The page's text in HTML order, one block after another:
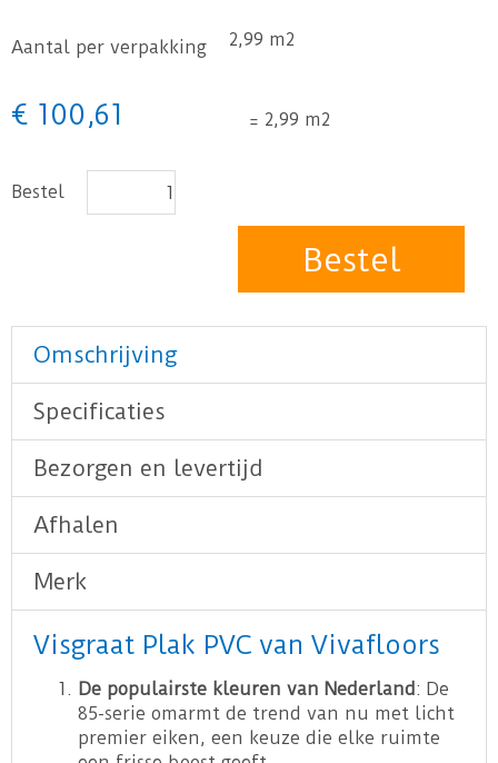
Aantal per verpakking 2,99 m2
€ 100,61 = 2,99 m2
Bestel
Omschrijving
Specificaties
Bezorgen en levertijd
Afhalen
Merk
Visgraat Plak PVC van Vivafloors
De populairste kleuren van Nederland : De
85-serie omarmt de trend van nu met licht
premier eiken, een keuze die elke ruimte